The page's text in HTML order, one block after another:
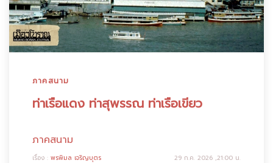
ภาคสนาม
ท่าเรือแดง ท่าสุพรรณ ท่าเรือเขียว
ภาคสนาม
เรื่อง : พรพิมล เจริญบุตร 29 ก.ค. 2026 ,21:00 น.